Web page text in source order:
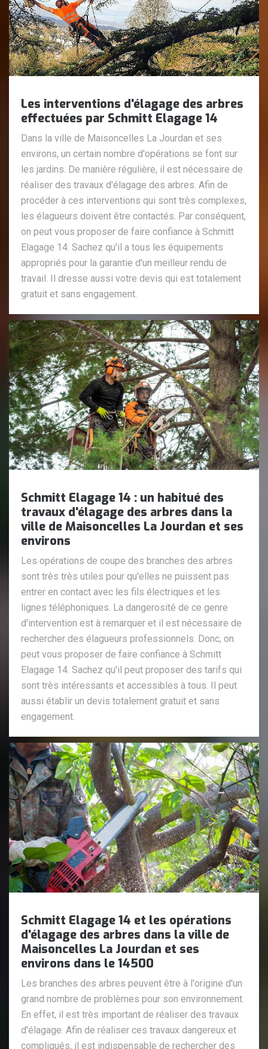
Les interventions d'élagage des arbres
effectuées par Schmitt Elagage 14
Dans la ville de Maisoncelles La Jourdan et ses
environs, un certain nombre d'opérations se font sur
les jardins. De manière régulière, il est nécessaire de
réaliser des travaux d'élagage des arbres. Afin de
procéder à ces interventions qui sont très complexes,
les élagueurs doivent être contactés. Par conséquent,
on peut vous proposer de faire confiance à Schmitt
Elagage 14. Sachez qu'il a tous les équipements
appropriés pour la garantie d'un meilleur rendu de
travail. Il dresse aussi votre devis qui est totalement
gratuit et sans engagement.
Schmitt Elagage 14 : un habitué des
travaux d'élagage des arbres dans la
ville de Maisoncelles La Jourdan et ses
environs
Les opérations de coupe des branches des arbres
sont très très utiles pour qu'elles ne puissent pas
entrer en contact avec les fils électriques et les
lignes téléphoniques. La dangerosité de ce genre
d'intervention est à remarquer et il est nécessaire de
rechercher des élagueurs professionnels. Donc, on
peut vous proposer de faire confiance à Schmitt
Elagage 14. Sachez qu'il peut proposer des tarifs qui
sont très intéressants et accessibles à tous. Il peut
aussi établir un devis totalement gratuit et sans
engagement.
Schmitt Elagage 14 et les opérations
d'élagage des arbres dans la ville de
Maisoncelles La Jourdan et ses
environs dans le 14500
Les branches des arbres peuvent être à l'origine d'un
grand nombre de problèmes pour son environnement.
En effet, il est très important de réaliser des travaux
d'élagage. Afin de réaliser ces travaux dangereux et
compliqués, il est indispensable de rechercher des